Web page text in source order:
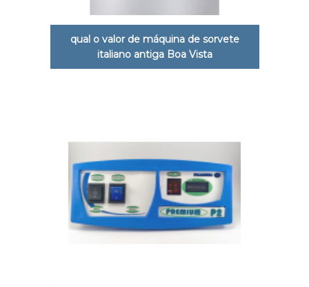
qual o valor de máquina de sorvete
italiano antiga Boa Vista